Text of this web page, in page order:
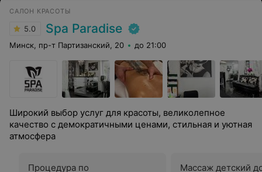
САЛОН КРАСОТЫ
5.0 Spa Paradise
Минск, пр-т Партизанский, 20 до 21:00
Широкий выбор услуг для красоты, великолепное
качество с демократичными ценами, стильная и уютная
атмосфера
Процедура по
Массаж детский